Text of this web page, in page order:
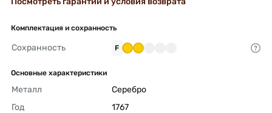
Комплектация и сохранность
Сохранность F
Основные характеристики
Металл
Серебро
Год
1767